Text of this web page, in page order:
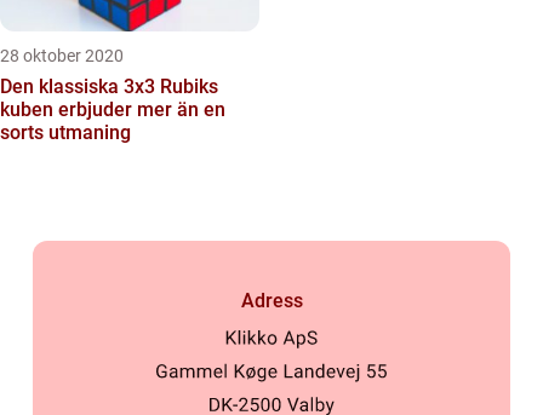
28 oktober 2020
Den klassiska 3x3 Rubiks
kuben erbjuder mer än en
sorts utmaning
Adress